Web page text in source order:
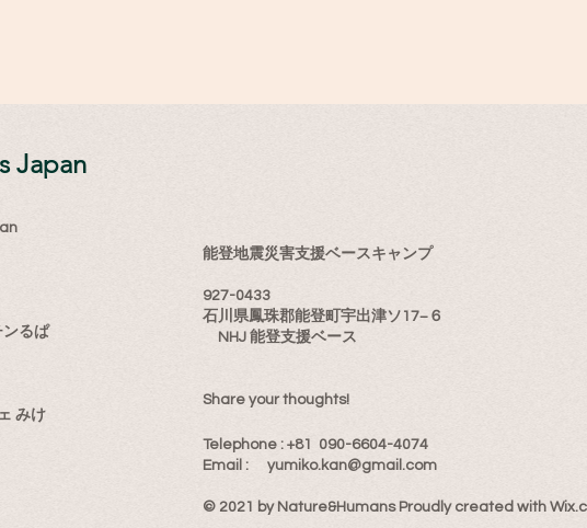
Japan
るぱ
みけ
能登地震災害支援ベースキャンプ
927-0433
石川県鳳珠郡能登町宇出津ソ17−６
NHJ 能登支援ベース
Share your thoughts!
​Telephone : ​+81 090-6604-4074
Email : ​ yumiko.kan@gmail.com
© 2021 by Nature&Humans Proudly created with